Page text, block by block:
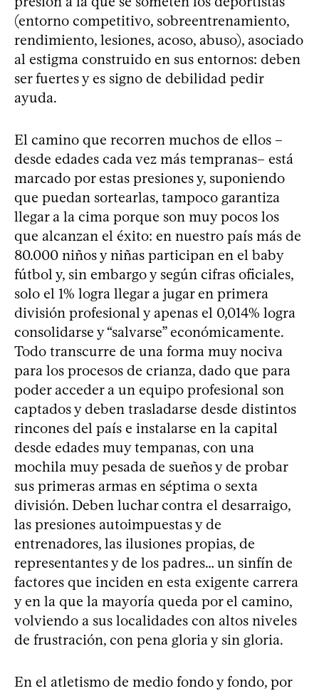
(entorno competitivo, sobreentrenamiento,
rendimiento, lesiones, acoso, abuso), asociado
al estigma construido en sus entornos: deben
ser fuertes y es signo de debilidad pedir
ayuda.
El camino que recorren muchos de ellos –
desde edades cada vez más tempranas– está
marcado por estas presiones y, suponiendo
que puedan sortearlas, tampoco garantiza
llegar a la cima porque son muy pocos los
que alcanzan el éxito: en nuestro país más de
80.000 niños y niñas participan en el baby
fútbol y, sin embargo y según cifras oficiales,
solo el 1% logra llegar a jugar en primera
división profesional y apenas el 0,014% logra
consolidarse y “salvarse” económicamente.
Todo transcurre de una forma muy nociva
para los procesos de crianza, dado que para
poder acceder a un equipo profesional son
captados y deben trasladarse desde distintos
rincones del país e instalarse en la capital
desde edades muy tempanas, con una
mochila muy pesada de sueños y de probar
sus primeras armas en séptima o sexta
división. Deben luchar contra el desarraigo,
las presiones autoimpuestas y de
entrenadores, las ilusiones propias, de
representantes y de los padres… un sinfín de
factores que inciden en esta exigente carrera
y en la que la mayoría queda por el camino,
volviendo a sus localidades con altos niveles
de frustración, con pena gloria y sin gloria.
En el atletismo de medio fondo y fondo, por